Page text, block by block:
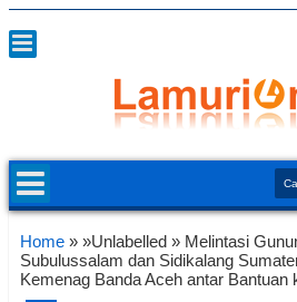
Home » »Unlabelled » Melintasi
Subulussalam dan Sidikalang
Kemenag Banda Aceh antar Bantuan